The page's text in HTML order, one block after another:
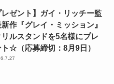
レゼント】ガイ・リッチー監
作『グレイ・ミッション』
リルスタンドを5名様にプレ
☆（応募締切：8月9日）